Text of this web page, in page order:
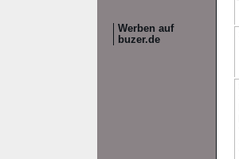
Werben auf
buzer.de